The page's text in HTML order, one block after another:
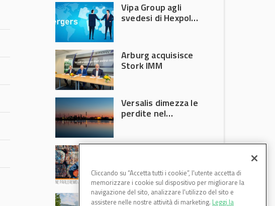
Vipa Group agli
svedesi di Hexpol
Arburg acquisisce
Stork IMM
Versalis dimezza le
perdite nel
chiedono
intervento del
Governo
Basf Italia cresce
Cliccando su “Accetta tutti i cookie”, l'utente accetta di
memorizzare i cookie sul dispositivo per migliorare la
navigazione del sito, analizzare l'utilizzo del sito e
assistere nelle nostre attività di marketing. Leggi la